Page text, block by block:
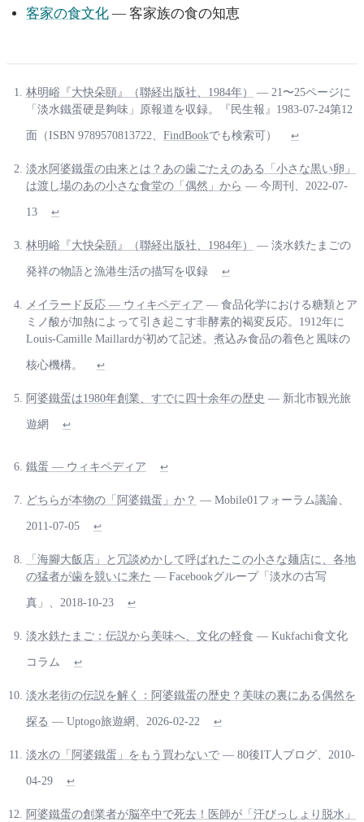
客家の食文化 — 客家族の食の知恵
林明峪『大快朵頤』（聯経出版社、1984年）
— 21〜25ページに
「淡水鐵蛋硬是夠味」原報道を収録。『民生報』1983-07-24第12
面（ISBN 9789570813722、 FindBookでも検索可） ↩
淡水阿婆鐵蛋の由来とは？あの歯ごたえのある「小さな黒い卵」
は渡し場のあの小さな食堂の「偶然」から — 今周刊、2022-07-
13 ↩
林明峪『大快朵頤』（聯経出版社、1984年） — 淡水鉄たまごの
発祥の物語と漁港生活の描写を収録 ↩
メイラード反応 — ウィキペディア — 食品化学における糖類とア
ミノ酸が加熱によって引き起こす非酵素的褐変反応。1912年に
Louis-Camille Maillardが初めて記述。煮込み食品の着色と風味の
核心機構。 ↩
阿婆鐵蛋は1980年創業、すでに四十余年の歴史 — 新北市観光旅
遊網 ↩
鐵蛋 — ウィキペディア ↩
どちらが本物の「阿婆鐵蛋」か？ — Mobile01フォーラム議論、
2011-07-05 ↩
「海腳大飯店」と冗談めかして呼ばれたこの小さな麺店に、各地
の猛者が歯を競いに来た — Facebookグループ「淡水の古写
真」、2018-10-23 ↩
淡水鉄たまご：伝説から美味へ、文化の軽食 — Kukfachi食文化
コラム ↩
淡水老街の伝説を解く：阿婆鐵蛋の歴史？美味の裏にある偶然を
探る — Uptogo旅遊網、2026-02-22 ↩
淡水の「阿婆鐵蛋」をもう買わないで — 80後IT人ブログ、2010-
04-29 ↩
阿婆鐵蛋の創業者が脳卒中で死去！医師が「汗びっしょり脱水」